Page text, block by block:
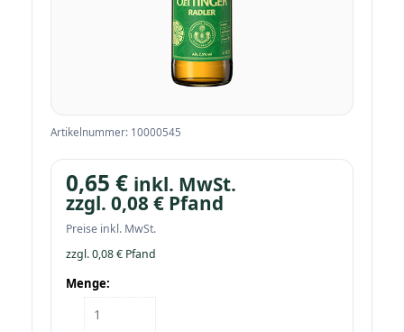
Artikelnummer: 10000545
0,65 € inkl. MwSt.
zzgl. 0,08 € Pfand
Preise inkl. MwSt.
zzgl.0,08€ Pfand
Menge:
Flasche
Oettinger